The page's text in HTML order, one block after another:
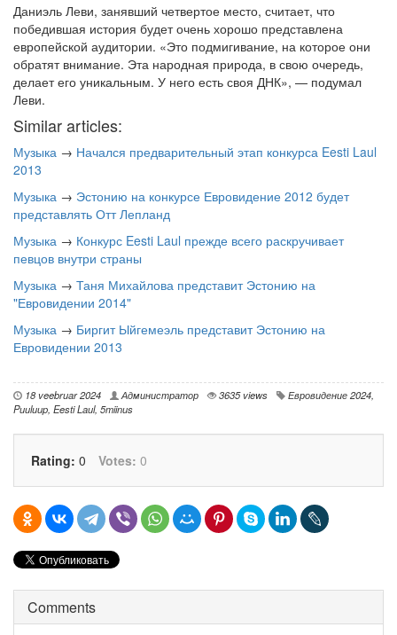
Даниэль Леви, занявший четвертое место, считает, что
победившая история будет очень хорошо представлена
европейской аудитории. «Это подмигивание, на которое они
обратят внимание. Эта народная природа, в свою очередь,
делает его уникальным. У него есть своя ДНК», — подумал
Леви.
Similar articles:
Музыка → Начался предварительный этап конкурса Eesti Laul
2013
Музыка → Эстонию на конкурсе Евровидение 2012 будет
представлять Отт Лепланд
Музыка → Конкурс Eesti Laul прежде всего раскручивает
певцов внутри страны
Музыка → Таня Михайлова представит Эстонию на
"Евровидении 2014"
Музыка → Биргит Ыйгемеэль представит Эстонию на
Евровидении 2013
18 veebruar 2024 Администратор 3635 views Евровидение 2024,
Puuluup, Eesti Laul, 5miinus
Rating: 0 Votes: 0
Comments